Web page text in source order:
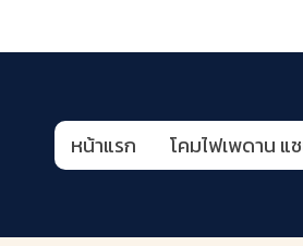
หน้าแรก โคมไฟเพดาน แ